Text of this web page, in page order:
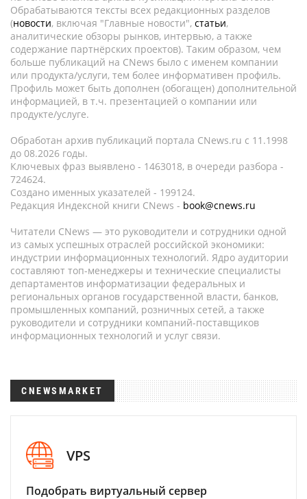
Обрабатываются тексты всех редакционных разделов
(новости, включая "Главные новости", статьи,
аналитические обзоры рынков, интервью, а также
содержание партнёрских проектов). Таким образом, чем
больше публикаций на CNews было с именем компании
или продукта/услуги, тем более информативен профиль.
Профиль может быть дополнен (обогащен) дополнительной
информацией, в т.ч. презентацией о компании или
продукте/услуге.
Обработан архив публикаций портала CNews.ru c 11.1998
до 08.2026 годы.
Ключевых фраз выявлено - 1463018, в очереди разбора -
724624.
Создано именных указателей - 199124.
Редакция Индексной книги CNews - book@cnews.ru
Читатели CNews — это руководители и сотрудники одной
из самых успешных отраслей российской экономики:
индустрии информационных технологий. Ядро аудитории
составляют топ-менеджеры и технические специалисты
департаментов информатизации федеральных и
региональных органов государственной власти, банков,
промышленных компаний, розничных сетей, а также
руководители и сотрудники компаний-поставщиков
информационных технологий и услуг связи.
CNEWSMARKET
VPS
Подобрать виртуальный сервер